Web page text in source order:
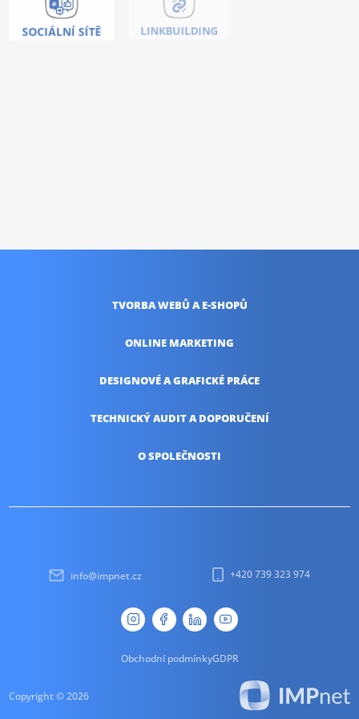
SOCIÁLNÍ SÍTĚ LINKBUILDING
TVORBA WEBŮ A E-SHOPŮ
ONLINE MARKETING
DESIGNOVÉ AGRAFICKÉ PRÁCE
TECHNICKÝ AUDITA DOPORUČENÍ
O SPOLEČNOSTI
info@impnet.cz +420 739 323 974
Obchodní podmínkyGDPR
Copyright © 2026